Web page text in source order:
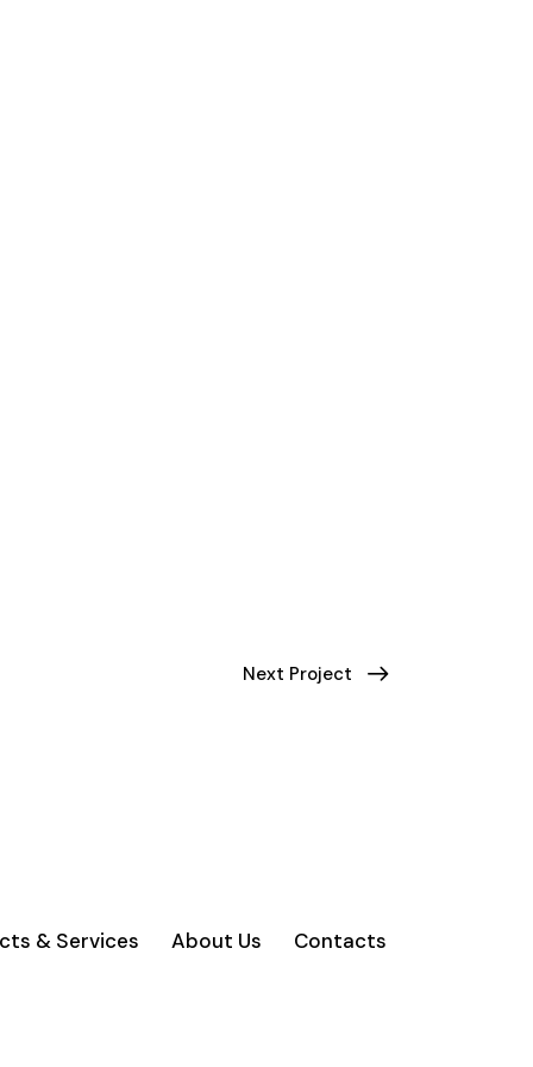
Next Project
& Services About Us Contacts